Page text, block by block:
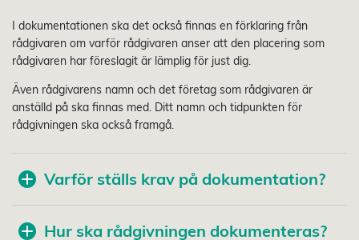
I dokumentationen ska det också finnas en förklaring från
rådgivaren om varför rådgivaren anser att den placering som
rådgivaren har föreslagit är lämplig för just dig.
Även rådgivarens namn och det företag som rådgivaren är
anställd på ska finnas med. Ditt namn och tidpunkten för
rådgivningen ska också framgå.
Varför ställs krav på dokumentation?
Hur ska rådgivningen dokumenteras?